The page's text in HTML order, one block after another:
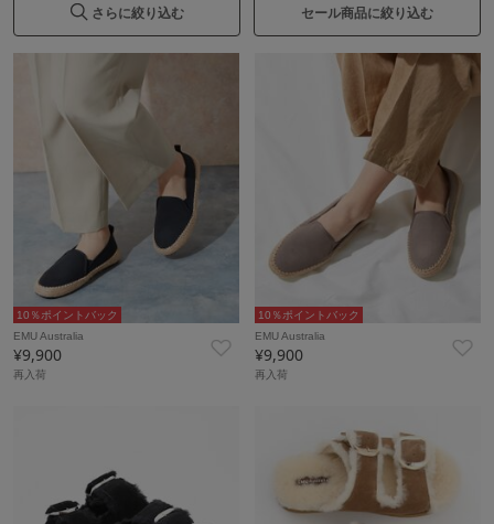
さらに絞り込む セール商品に絞り込む
10％ポイントバック
EMU Australia
¥9,900
再入荷
10％ポイントバック
EMU Australia
¥9,900
再入荷